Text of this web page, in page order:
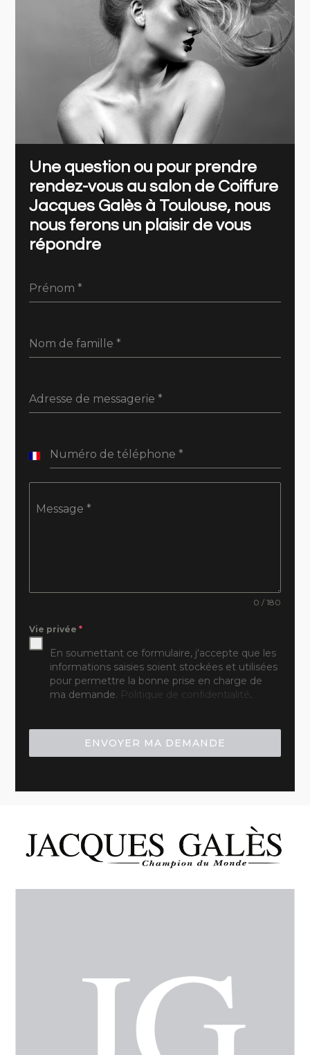
Une question ou pour prendre
rendez-vous au salon de Coiffure
Jacques Galès à Toulouse, nous
nous ferons un plaisir de vous
répondre
Prénom*
Nom de famille*
Adresse de messagerie*
Numéro de téléphone*
France
Message*
0 / 180
Vie privée*
En soumettant ce formulaire, j'accepte que les
informations saisies soient stockées et utilisées
pour permettre la bonne prise en charge de
ma demande. Politique de confidentialité.
ENVOYER MA DEMANDE